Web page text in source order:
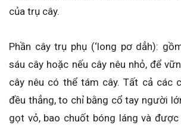
của trụ cây.
Phần cây trụ phụ (‘long pơ dẳh):
sáu cây hoặc nếu cây nêu nhỏ, để
cây nêu có thể tám cây. Tất cả các
đều thẳng, to chỉ bằng cổ tay người
gọt vỏ, bao chuốt bóng láng và